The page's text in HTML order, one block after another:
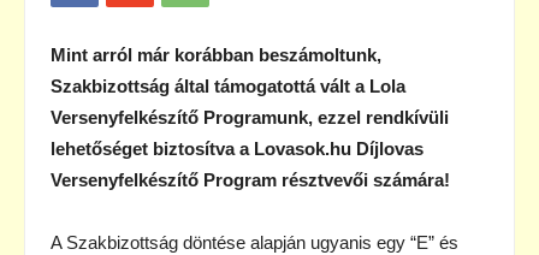
Mint arról már korábban beszámoltunk,
Szakbizottság által támogatottá vált a Lola
Versenyfelkészítő Programunk, ezzel rendkívüli
lehetőséget biztosítva a Lovasok.hu Díjlovas
Versenyfelkészítő Program résztvevői számára!
A Szakbizottság döntése alapján ugyanis egy “E” és